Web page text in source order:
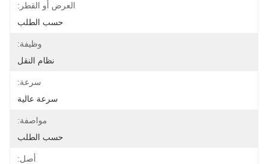
العرض أو القطر:
حسب الطلب
وظيفة:
نظام النقل
سرعة:
سرعة عالية
مواصفة:
حسب الطلب
أصل: